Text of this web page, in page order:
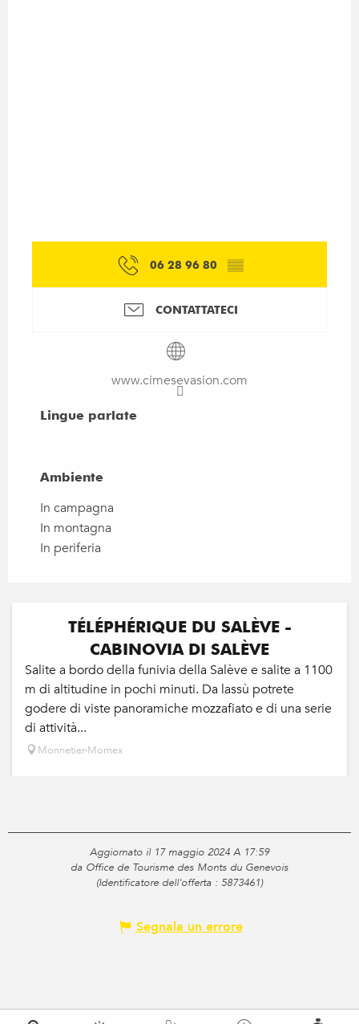
06 28 96 80 ▒▒
CONTATTATECI
www.cimesevasion.com
Lingue parlate
Lingue parlate
Ambiente
Ambiente
In campagna
In montagna
In periferia
TÉLÉPHÉRIQUE DU SALÈVE -
CABINOVIA DI SALÈVE
Salite a bordo della funivia della Salève e salite a 1100
m di altitudine in pochi minuti. Da lassù potrete
godere di viste panoramiche mozzafiato e di una serie
di attività...
Monnetier-Mornex
Aggiornato il 17 maggio 2024 A 17:59
da Office de Tourisme des Monts du Genevois
(Identificatore dell'offerta : 5873461)
Segnala un errore